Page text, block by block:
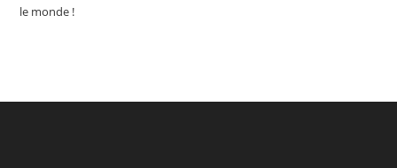
le monde !